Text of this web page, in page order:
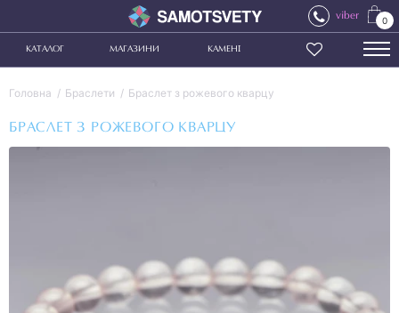
viber 0
КАТАЛОГ МАГАЗИНИ КАМЕНІ
Головна Браслети Браслет з рожевого кварцу
БРАСЛЕТ З РОЖЕВОГО КВАРЦУ